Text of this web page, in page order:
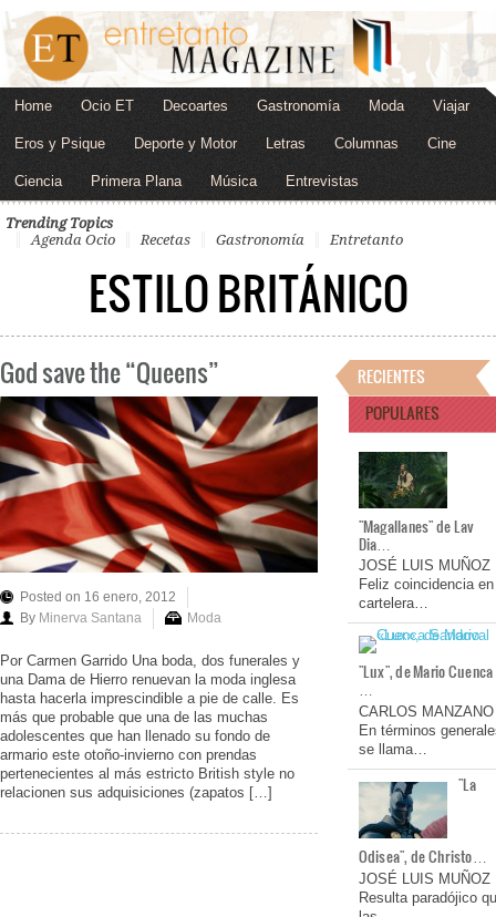
Home Ocio ET Decoartes Gastronomía Moda Viajar
Eros y Psique Deporte y Motor Letras Columnas Cine
Ciencia Primera Plana Música Entrevistas
Trending Topics
Agenda Ocio
Recetas Gastronomía Entretanto
ESTILO BRITÁNICO
God save the “Queens”
Posted on 16 enero, 2012
By Minerva Santana Moda
Por Carmen Garrido Una boda, dos funerales y
una Dama de Hierro renuevan la moda inglesa
hasta hacerla imprescindible a pie de calle. Es
más que probable que una de las muchas
adolescentes que han llenado su fondo de
armario este otoño-invierno con prendas
pertenecientes al más estricto British style no
relacionen sus adquisiciones (zapatos […]
RECIENTES
POPULARES
"Magallanes" de Lav
Dia…
JOSÉ LUIS MUÑOZ
Feliz coincidencia en
cartelera…
"Lux", de Mario Cuenca
…
CARLOS MANZANO
En términos
se llama…
"La
Odisea", de Christo…
JOSÉ LUIS MUÑOZ
Resulta paradójico